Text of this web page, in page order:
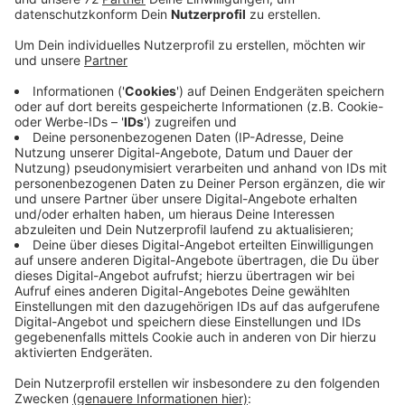
Die Straße Hanninghof ist zudem jetzt eine
Bushaltestellen auf Vordermann. Und aktuell ist die
Haltestelle „Nordmann“ an der Coesfelder Straße an
der Reihe. Und die Straße Hanninghof ist für mehr
Sicherheit eine Einbahnstraße, weil die Bushaltestelle
doch sehr nach an der Straße ist. So sieht das aus: Von
der Coesfelder Straße aus ist es möglich, in den
Hanninghof reinzufahren, auf der anderen Seite, von
der Adam Stegerwald Straße ist das nicht möglich. Die
Stadt geht davon aus, dass die Umbauarbeiten Ende
September abgeschlossen sind. Dann ist hier alles
wieder ganz normal...
Danke Hannah. Die Stadt baut die Haltestelle modern
und barrierefrei um.